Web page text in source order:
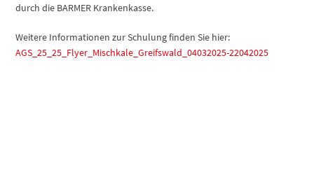
durch die BARMER Krankenkasse.
Weitere Informationen zur Schulung finden Sie hier:
AGS_25_25_Flyer_Mischkale_Greifswald_04032025-22042025